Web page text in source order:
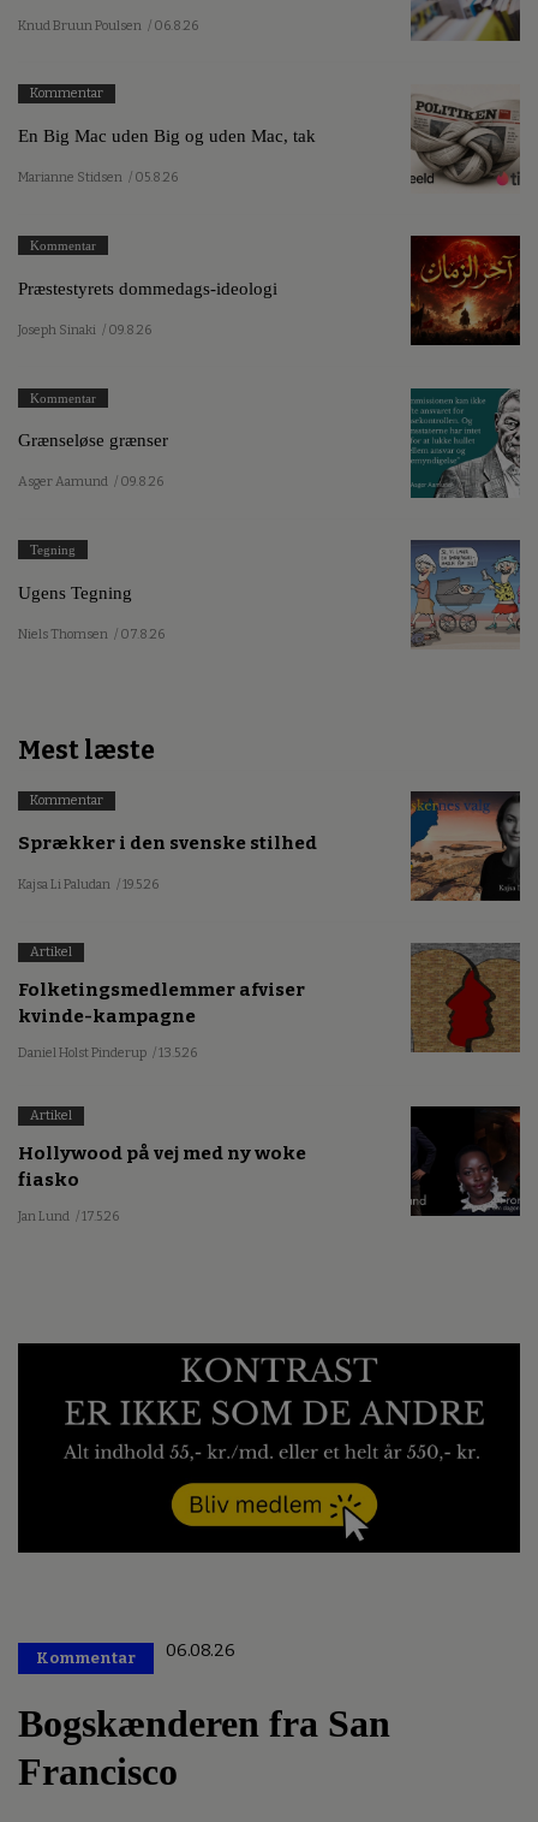
Knud Bruun Poulsen / 06.8.26
Kommentar
En Big Mac uden Big og uden Mac, tak
Marianne Stidsen / 05.8.26
Kommentar
Præstestyrets dommedags-ideologi
Joseph Sinaki / 09.8.26
Kommentar
Grænseløse grænser
Asger Aamund / 09.8.26
Tegning
Ugens Tegning
Niels Thomsen / 07.8.26
Mest læste
Kommentar
Sprækker i den svenske stilhed
Kajsa Li Paludan / 19.5.26
Artikel
Folketingsmedlemmer afviser
kvinde-kampagne
Daniel Holst Pinderup / 13.5.26
Artikel
Hollywood på vej med ny woke
fiasko
Jan Lund / 17.5.26
Kommentar 06.08.26
Bogskænderen fra San
Francisco